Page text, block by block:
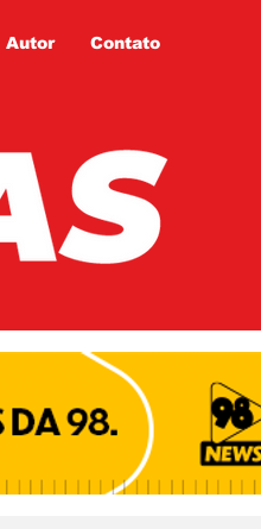
Autor Contato